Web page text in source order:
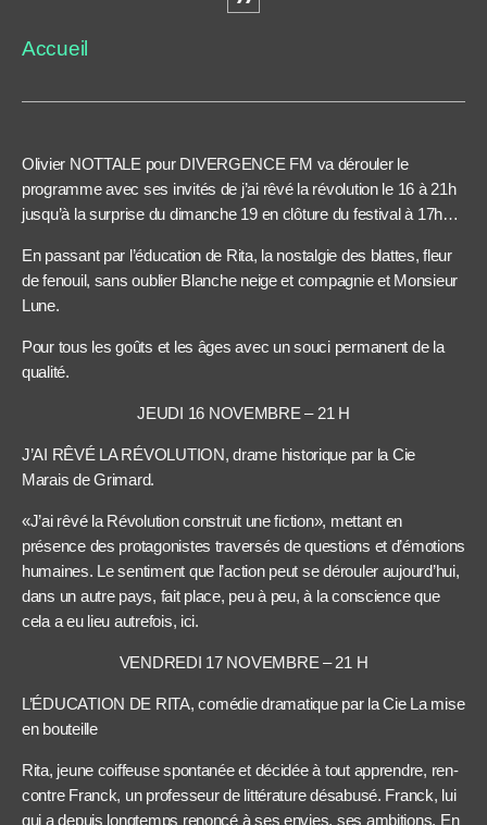
Accueil
Olivier NOTTALE pour DIVERGENCE FM va dérouler le
programme avec ses invités de j’ai rêvé la révolution le 16 à 21h
jusqu’à la surprise du dimanche 19 en clôture du festival à 17h…
En passant par l’éducation de Rita, la nostalgie des blattes, fleur
de fenouil, sans oublier Blanche neige et compagnie et Monsieur
Lune.
Pour tous les goûts et les âges avec un souci permanent de la
qualité.
JEUDI 16 NOVEMBRE – 21 H
J’AI RÊVÉ LA RÉVOLUTION, drame historique par la Cie
Marais de Grimard.
«J’ai rêvé la Révolution construit une fiction», mettant en
présence des protagonistes traversés de questions et d’émotions
humaines. Le sentiment que l’action peut se dérouler aujourd’hui,
dans un autre pays, fait place, peu à peu, à la conscience que
cela a eu lieu autrefois, ici.
VENDREDI 17 NOVEMBRE – 21 H
L’ÉDUCATION DE RITA, comédie dramatique par la Cie La mise
en bouteille
Rita, jeune coiffeuse spontanée et décidée à tout apprendre, ren-
contre Franck, un professeur de littérature désabusé. Franck, lui
qui a depuis longtemps renoncé à ses envies, ses ambitions. En